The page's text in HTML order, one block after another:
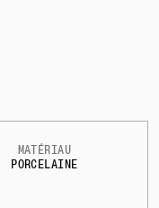
MATÉRIAU
PORCELAINE